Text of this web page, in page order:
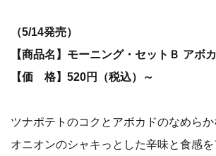
（5/14発売）
【商品名】モーニング・セットＢ アボ
【価 格】520円（税込）～
ツナポテトのコクとアボカドのなめら
オニオンのシャキっとした辛味と食感